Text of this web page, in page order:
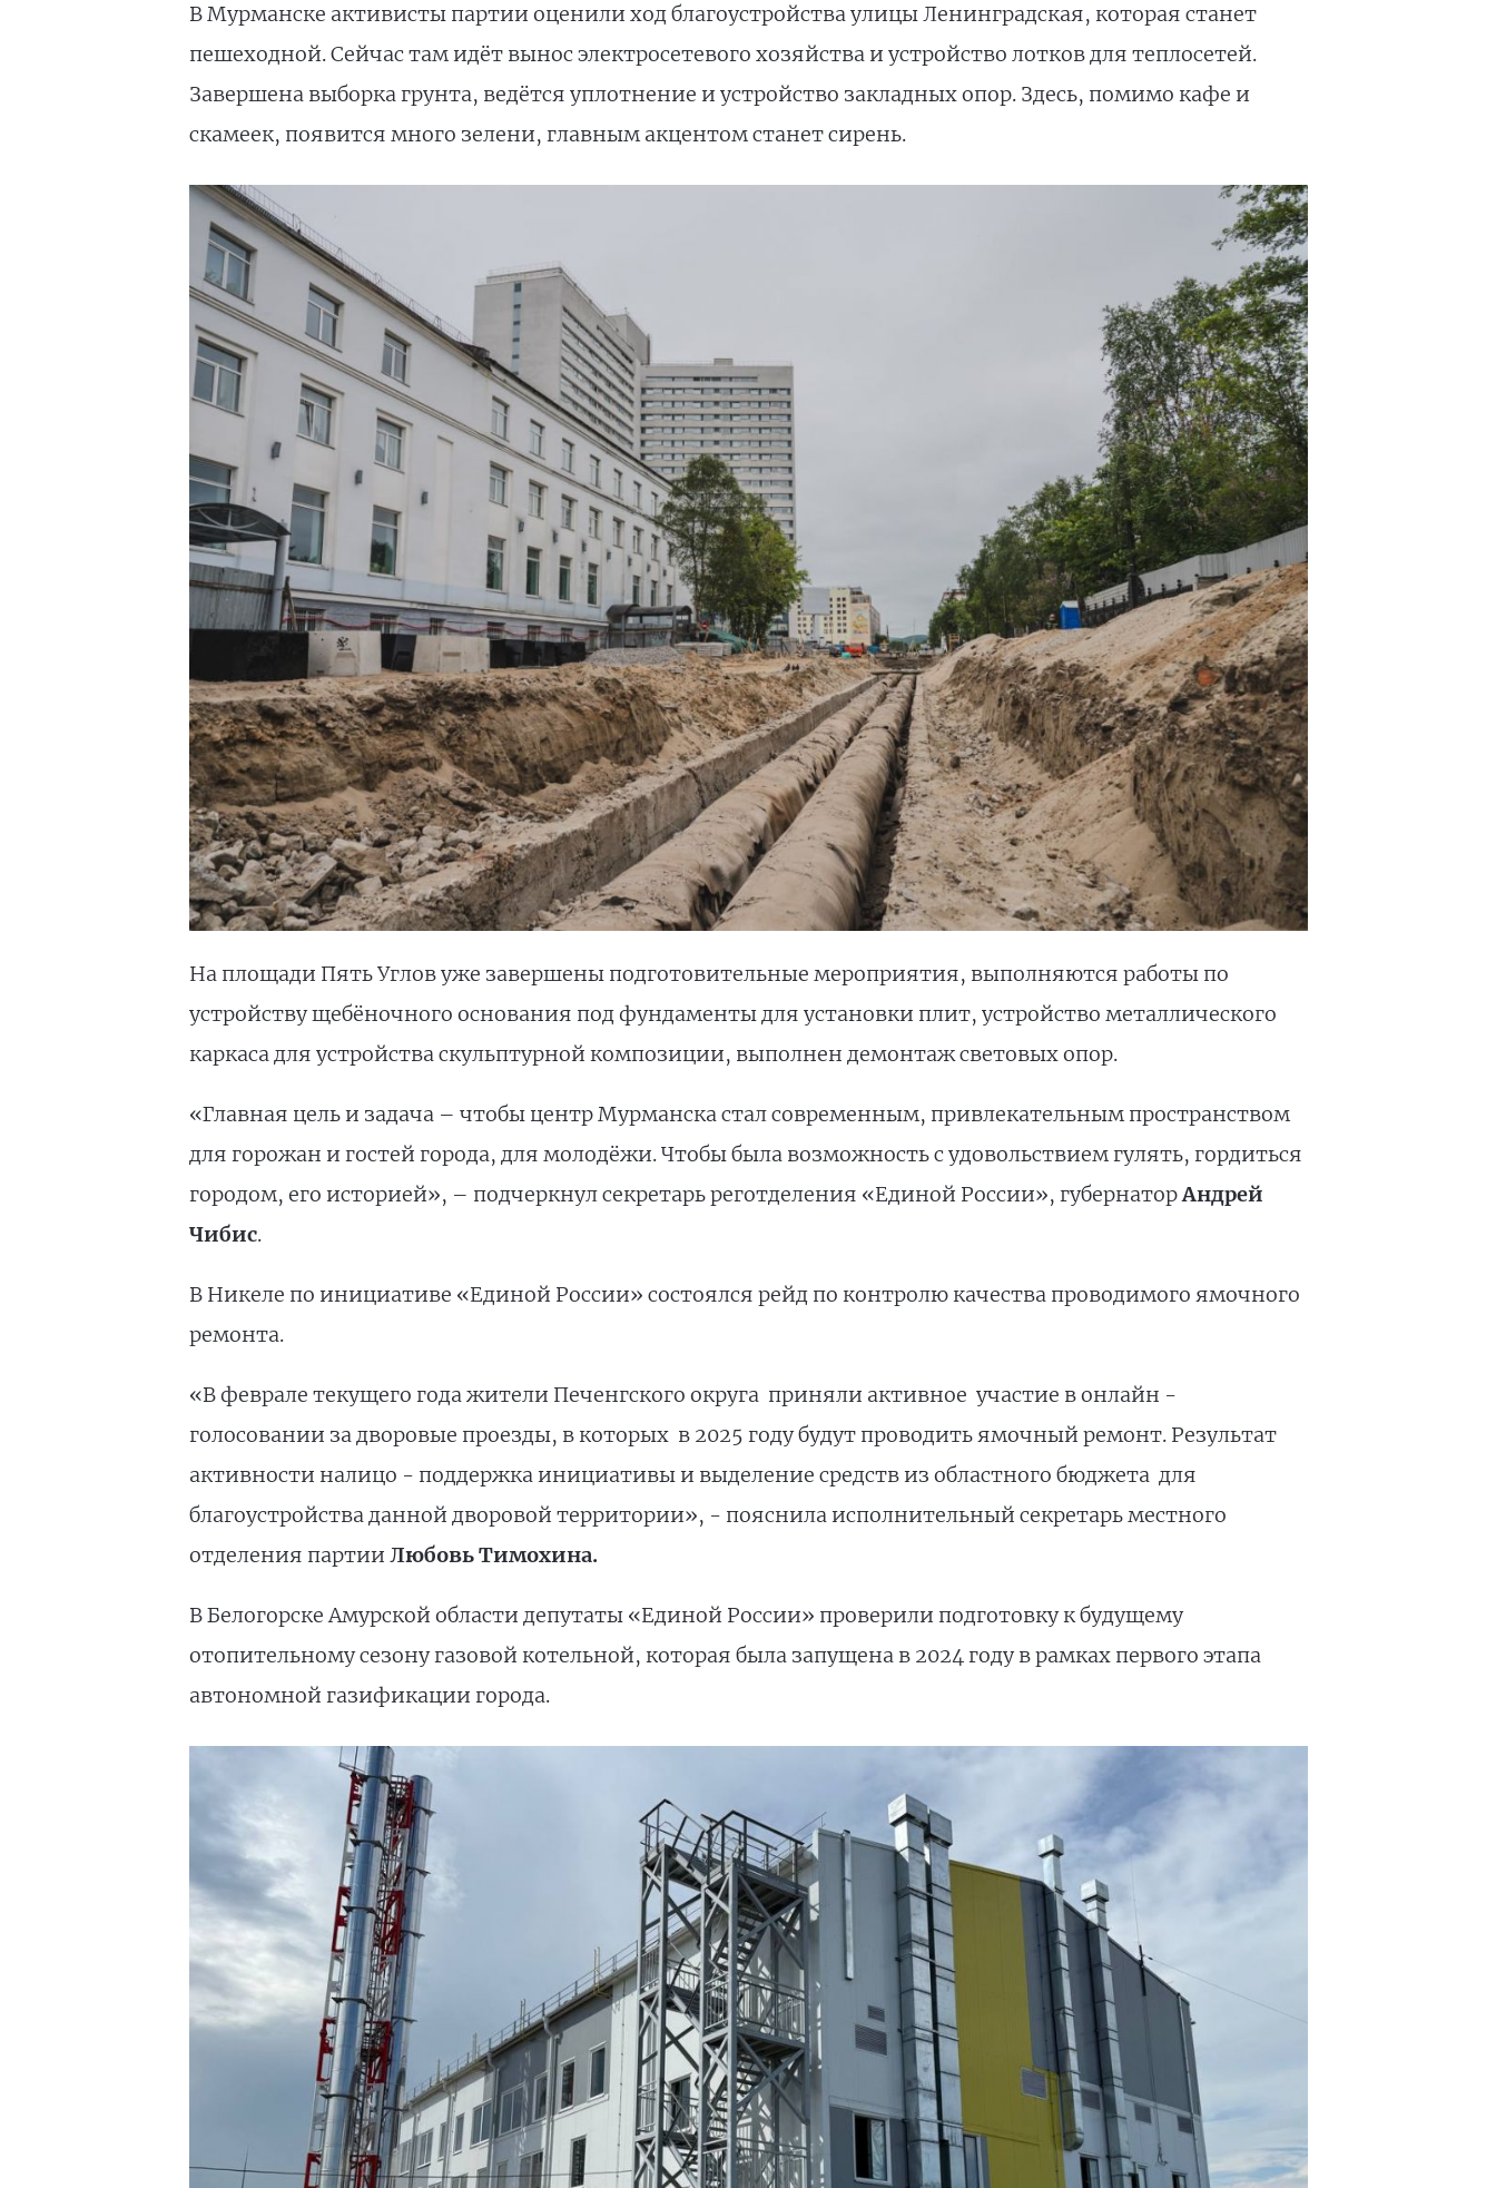
В Мурманске активисты партии оценили ход благоустройства улицы Ленинградская, которая станет
пешеходной. Сейчас там идёт вынос электросетевого хозяйства и устройство лотков для теплосетей.
Завершена выборка грунта, ведётся уплотнение и устройство закладных опор. Здесь, помимо кафе и
скамеек, появится много зелени, главным акцентом станет сирень.
На площади Пять Углов уже завершены подготовительные мероприятия, выполняются работы по
устройству щебёночного основания под фундаменты для установки плит, устройство металлического
каркаса для устройства скульптурной композиции, выполнен демонтаж световых опор.
«Главная цель и задача – чтобы центр Мурманска стал современным, привлекательным пространством
для горожан и гостей города, для молодёжи. Чтобы была возможность с удовольствием гулять, гордиться
городом, его историей», – подчеркнул секретарь реготделения «Единой России», губернаторАндрей
Чибис.
В Никеле по инициативе «Единой России» состоялся рейд по контролю качества проводимого ямочного
ремонта.
«В феврале текущего года жители Печенгского округа приняли активное участие в онлайн -
голосовании за дворовые проезды, в которых в 2025 году будут проводить ямочный ремонт. Результат
активности налицо - поддержка инициативы и выделение средств из областного бюджета для
благоустройства данной дворовой территории», - пояснила исполнительный секретарь местного
отделения партии Любовь Тимохина.
В Белогорске Амурской области депутаты «Единой России» проверили подготовку к будущему
отопительному сезону газовой котельной, которая была запущена в 2024 году в рамках первого этапа
автономной газификации города.